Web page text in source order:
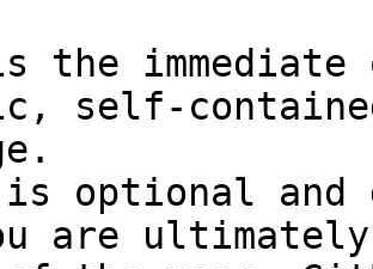
the
self-
optional and
are